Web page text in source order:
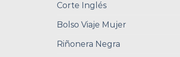
Corte Inglés
Bolso Viaje Mujer
Riñonera Negra